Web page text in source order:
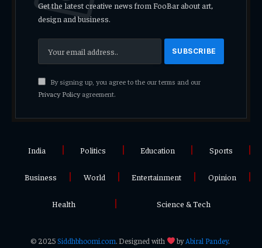
Get the latest creative news from FooBar about art,
design and business.
By signing up, you agree to the our terms and our
Privacy Policyagreement.
India Politics Education Sports
Business World Entertainment Opinion
Health Science & Tech
© 2025Siddhbhoomi.com. Designed with byAbiral Pandey.